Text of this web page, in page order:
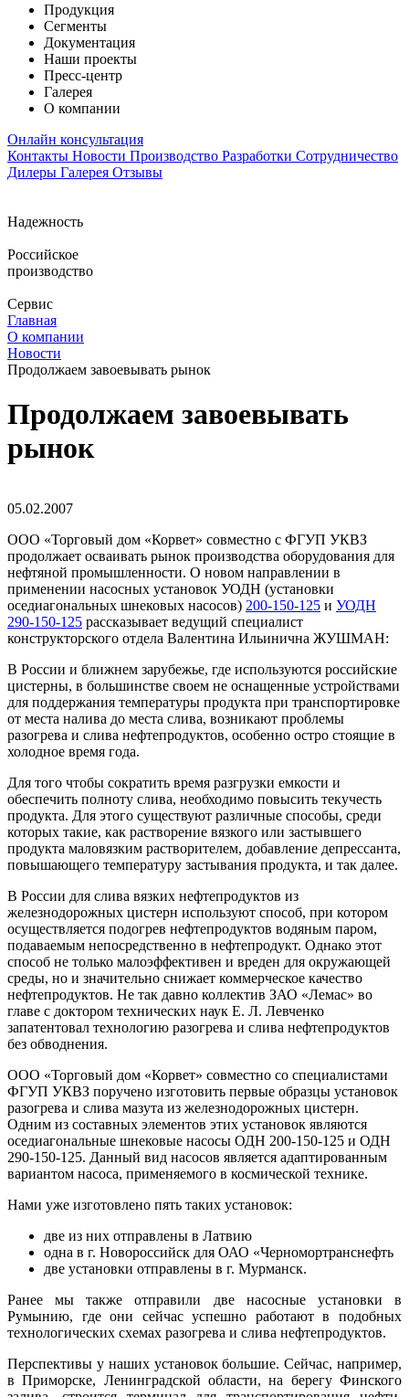
Продукция
Сегменты
Документация
Наши проекты
Пресс-центр
Галерея
О компании
Онлайн консультация
Контакты Новости Производство Разработки Сотрудничество
Дилеры Галерея Отзывы
Надежность
Российское
производство
Сервис
Главная
О компании
Новости
Продолжаем завоевывать рынок
Продолжаем завоевывать
рынок
05.02.2007
ООО «Торговый дом «Корвет» совместно с ФГУП УКВЗ
продолжает осваивать рынок производства оборудования для
нефтяной промышленности. О новом направлении в
применении насосных установок УОДН (установки
оседиагональных шнековых насосов) 200-150-125 и УОДН
290-150-125 рассказывает ведущий специалист
конструкторского отдела Валентина Ильинична ЖУШМАН:
В России и ближнем зарубежье, где используются российские
цистерны, в большинстве своем не оснащенные устройствами
для поддержания температуры продукта при транспортировке
от места налива до места слива, возникают проблемы
разогрева и слива нефтепродуктов, особенно остро стоящие в
холодное время года.
Для того чтобы сократить время разгрузки емкости и
обеспечить полноту слива, необходимо повысить текучесть
продукта. Для этого существуют различные способы, среди
которых такие, как растворение вязкого или застывшего
продукта маловязким растворителем, добавление депрессанта,
повышающего температуру застывания продукта, и так далее.
В России для слива вязких нефтепродуктов из
железнодорожных цистерн используют способ, при котором
осуществляется подогрев нефтепродуктов водяным паром,
подаваемым непосредственно в нефтепродукт. Однако этот
способ не только малоэффективен и вреден для окружающей
среды, но и значительно снижает коммерческое качество
нефтепродуктов. Не так давно коллектив ЗАО «Лемас» во
главе с доктором технических наук Е. Л. Левченко
запатентовал технологию разогрева и слива нефтепродуктов
без обводнения.
ООО «Торговый дом «Корвет» совместно со специалистами
ФГУП УКВЗ поручено изготовить первые образцы установок
разогрева и слива мазута из железнодорожных цистерн.
Одним из составных элементов этих установок являются
оседиагональные шнековые насосы ОДН 200-150-125 и ОДН
290-150-125. Данный вид насосов является адаптированным
вариантом насоса, применяемого в космической технике.
Нами уже изготовлено пять таких установок:
две из них отправлены в Латвию
одна в г. Новороссийск для ОАО «Черномортранснефть
две установки отправлены в г. Мурманск.
Ранее мы также отправили две насосные установки в
Румынию, где они сейчас успешно работают в подобных
технологических схемах разогрева и слива нефтепродуктов.
Перспективы у наших установок большие. Сейчас, например,
в Приморске, Ленинградской области, на берегу Финского